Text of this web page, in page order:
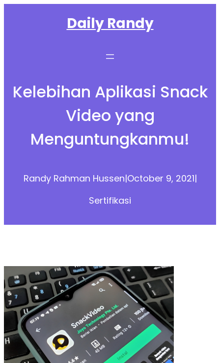
Daily Randy
Kelebihan Aplikasi Snack
Video yang
Menguntungkanmu!
Randy Rahman Hussen|October 9, 2021|
Sertifikasi